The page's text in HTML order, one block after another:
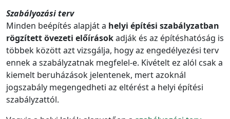
Szabályozási terv
Minden beépítés alapját a helyi építési szabályzatban
rögzített övezeti előírásokadják és az építéshatóság is
többek között azt vizsgálja, hogy az engedélyezési terv
ennek a szabályzatnak megfelel-e. Kivételt ez alól csak a
kiemelt beruházások jelentenek, mert azoknál
jogszabály megengedheti az eltérést a helyi építési
szabályzattól.